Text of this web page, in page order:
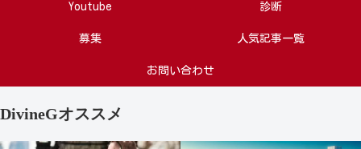
Youtube 診断
募集 人気記事一覧
お問い合わせ
DivineGオススメ